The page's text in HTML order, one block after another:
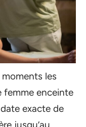
moments les
femme enceinte
exacte de